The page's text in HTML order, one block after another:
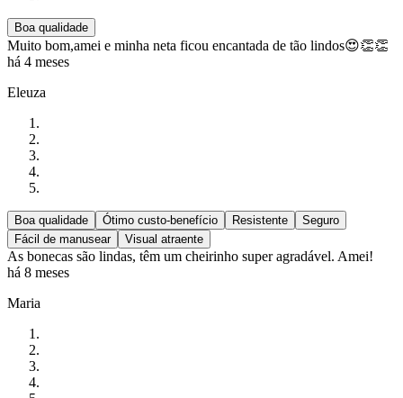
Boa qualidade
Muito bom,amei e minha neta ficou encantada de tão lindos😍👏👏
há 4 meses
Eleuza
Boa qualidade Ótimo custo-benefício Resistente
Seguro
Fácil de manusear
Visual atraente
As bonecas são lindas, têm um cheirinho super agradável. Amei!
há 8 meses
Maria